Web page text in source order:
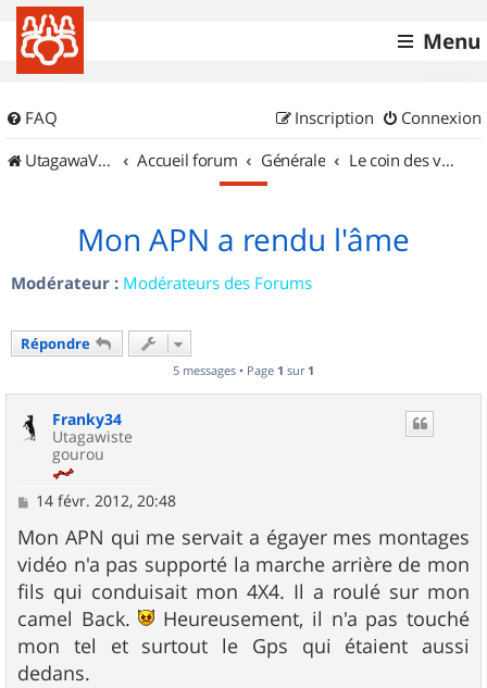
Menu
FAQ Connexion
Inscription
UtagawaVTT (Randos VTT et VTTAE avec traces GPS)
Accueil forum Générale Le coin des vidéastes
Mon APN a rendu l'âme
Modérateur : Modérateurs des Forums
Répondre
5 messages • Page 1 sur 1
Franky34
Utagawiste
gourou
M
s
s
a
g
e
14 févr. 2012, 20:48
Mon APN qui me servait a égayer mes montages
vidéo n'a pas supporté la marche arrière de mon
fils qui conduisait mon 4X4. Il a roulé sur mon
camel Back.
Heureusement, il n'a pas touché
mon tel et surtout le Gps qui étaient aussi
dedans.